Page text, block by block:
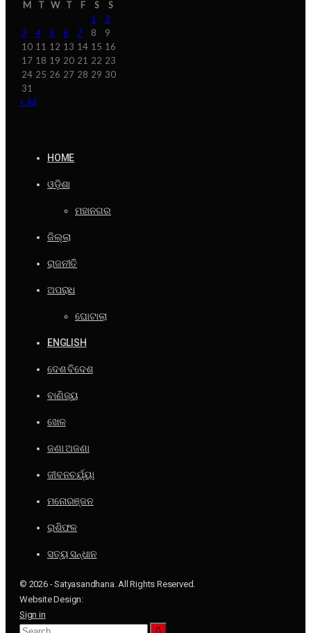
M T W T F S
S
1
2
3
4 5 6 7 8
9
10 11 12 13 14 15 16
17 18 19 20 21 22 23
24 25 26 27 28 29 30
31
« Jul
HOME
ଓଡ଼ିଶା
ମହାନଗର
ଜିଲ୍ଲା
ରାଜନୀତି
ଅପରାଧ
ଘୋଟାଲା
ENGLISH
ଦେଶ ବିଦେଶ
ବାଣିଜ୍ୟ
ଖେଳ
ଜଣା ଅଜଣା
ଜୀବନଚର୍ଯ୍ୟା
ମନୋରଞ୍ଜନ
ରାଶିଫଳ
ସତ୍ୟ ସନ୍ଧାନ
© 2026 - Satyasandhana. All Rights Reserved.
Website Design:
Sign in